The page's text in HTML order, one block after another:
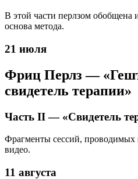
В этой части перлзом обобщена
основа метода.
21 июля
Фриц Перлз —
свидетель терапии»
Часть II — «Свидетель
Фрагменты сессий, проводимых
видео.
11 августа